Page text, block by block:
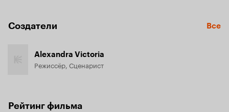
Создатели Все
Alexandra Victoria
Режиссёр, Сценарист
Рейтинг фильма